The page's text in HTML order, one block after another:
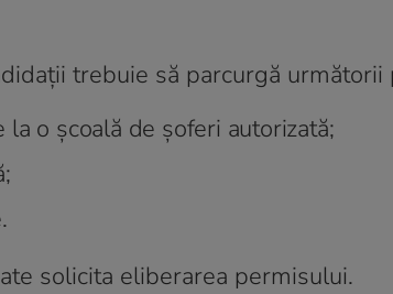
trebuie să parcurgă următorii
o școală de șoferi autorizată;
solicita eliberarea permisului.